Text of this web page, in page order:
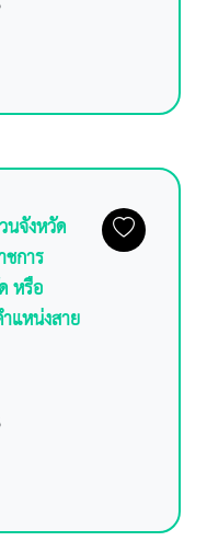
นจังหวัด
ชการ
หรือ
แหน่งสาย